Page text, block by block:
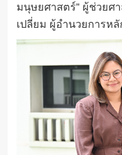
มนุษยศาสตร์” ผู้ช่วยศ
เปลี่ยม ผู้อำนวยการห